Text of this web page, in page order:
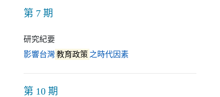
第 7 期
研究紀要
影響台灣 教育政策 之時代因素（另開新視窗）
第 10 期